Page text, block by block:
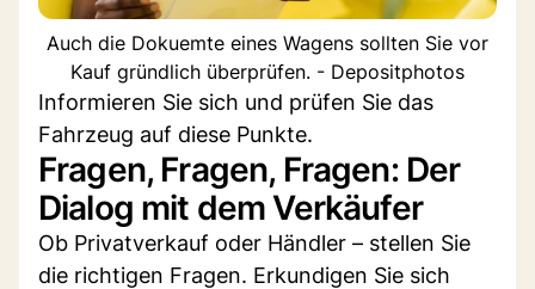
Auch die Dokuemte eines Wagens sollten Sie vor
Kauf gründlich überprüfen. - Depositphotos
Informieren Sie sich und prüfen Sie das
Fahrzeug auf diese Punkte.
Fragen, Fragen, Fragen: Der
Dialog mit dem Verkäufer
Ob Privatverkauf oder Händler – stellen Sie
die richtigen Fragen. Erkundigen Sie sich